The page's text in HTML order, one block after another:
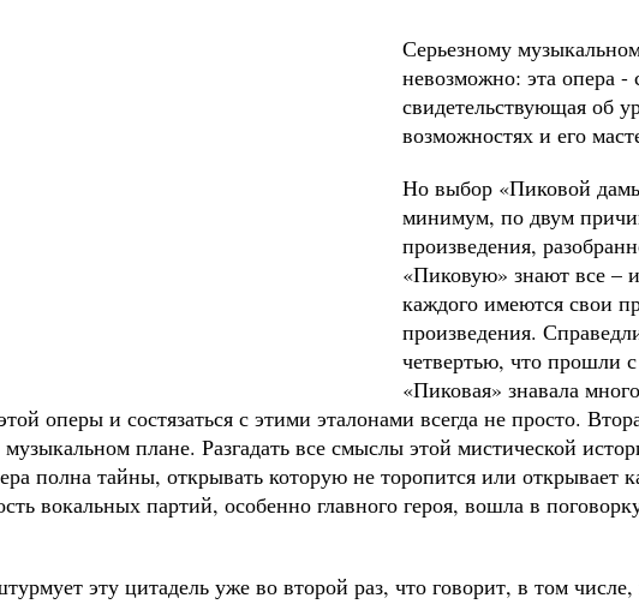
Серьезному
невозможно: эта опера -
свидетельствующая об
возможностях и его
Но выбор «Пиковой
минимум, по двум
произведения,
«Пиковую» знают все –
каждого имеются свои
произведения.
четвертью, что прошли
«Пиковая» знавала
оперы и состязаться с этими эталонами всегда не просто.
плане. Разгадать все смыслы этой мистической
полна тайны, открывать которую не торопится или
вокальных партий, особенно главного героя, вошла в
эту цитадель уже во второй раз, что говорит, в том